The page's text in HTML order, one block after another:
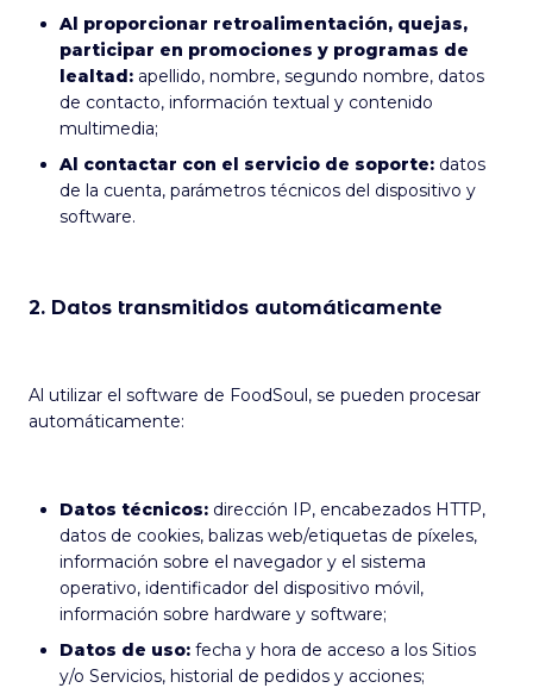
Al proporcionar retroalimentación, quejas,
participar en promociones y programas de
lealtad: apellido, nombre, segundo nombre, datos
de contacto, información textual y contenido
multimedia;
Al contactar con el servicio de soporte: datos
de la cuenta, parámetros técnicos del dispositivo y
software.
2. Datos transmitidos automáticamente
Al utilizar el software de FoodSoul, se pueden procesar
automáticamente:
Datos técnicos: dirección IP, encabezados HTTP,
datos de cookies, balizas web/etiquetas de píxeles,
información sobre el navegador y el sistema
operativo, identificador del dispositivo móvil,
información sobre hardware y software;
Datos de uso: fecha y hora de acceso a los Sitios
y/o Servicios, historial de pedidos y acciones;